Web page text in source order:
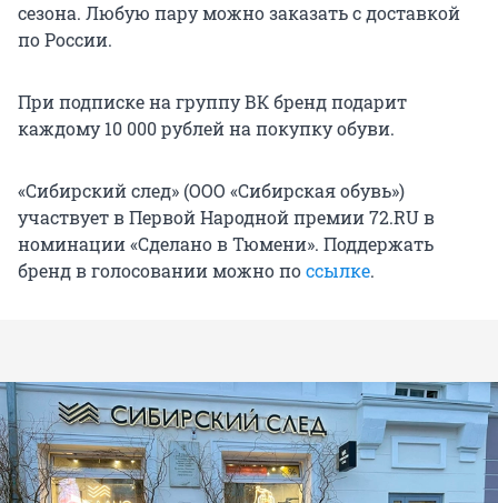
сезона. Любую пару можно заказать с доставкой
по России.
При подписке на группу ВК бренд подарит
каждому 10 000 рублей на покупку обуви.
«Сибирский след» (ООО «Сибирская обувь»)
участвует в Первой Народной премии 72.RU в
номинации «Сделано в Тюмени». Поддержать
бренд в голосовании можно поссылке.